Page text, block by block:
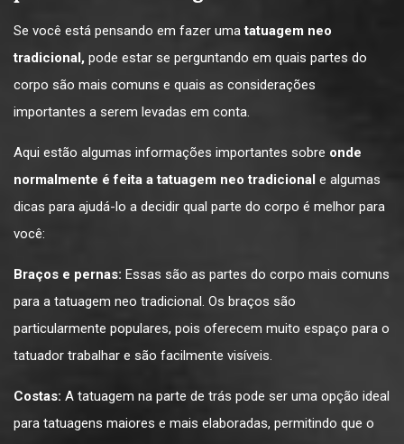
Se você está pensando em fazer umatatuagem neo
tradicional, pode estar se perguntando em quais partes do
corpo são mais comuns e quais as considerações
importantes a serem levadas em conta.
Aqui estão algumas informações importantes sobre onde
normalmente é feita a tatuagem neo tradicional e algumas
dicas para ajudá-lo a decidir qual parte do corpo é melhor para
você:
Braços e pernas: Essas são as partes do corpo mais comuns
para a tatuagem neo tradicional. Os braços são
particularmente populares, pois oferecem muito espaço para o
tatuador trabalhar e são facilmente visíveis.
Costas: A tatuagem na parte de trás pode ser uma opção ideal
para tatuagens maiores e mais elaboradas, permitindo que o